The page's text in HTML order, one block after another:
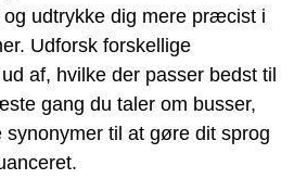
udtrykke dig mere præcist i
Udforsk forskellige
af, hvilke der passer bedst til
gang du taler om busser,
synonymer til at gøre dit sprog